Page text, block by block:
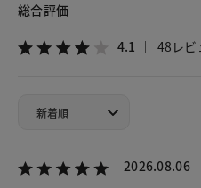
総合評価
4.1 48レビ
2026.08.06